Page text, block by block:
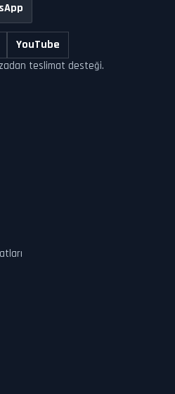
YouTube
teslimat desteği.